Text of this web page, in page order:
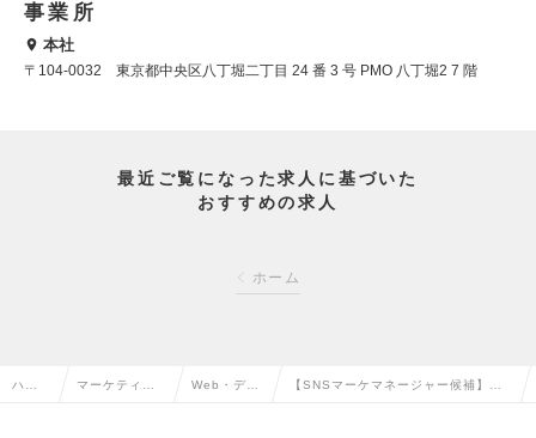
事業所
本社
〒104-0032 東京都中央区八丁堀二丁目 24 番 3 号 PMO 八丁堀2 7 階
最近ご覧になった求人に基づいた
おすすめの求人
ホーム
ハイ マーケティン Web・デジ 【SNSマーケマネージャー候補】イ